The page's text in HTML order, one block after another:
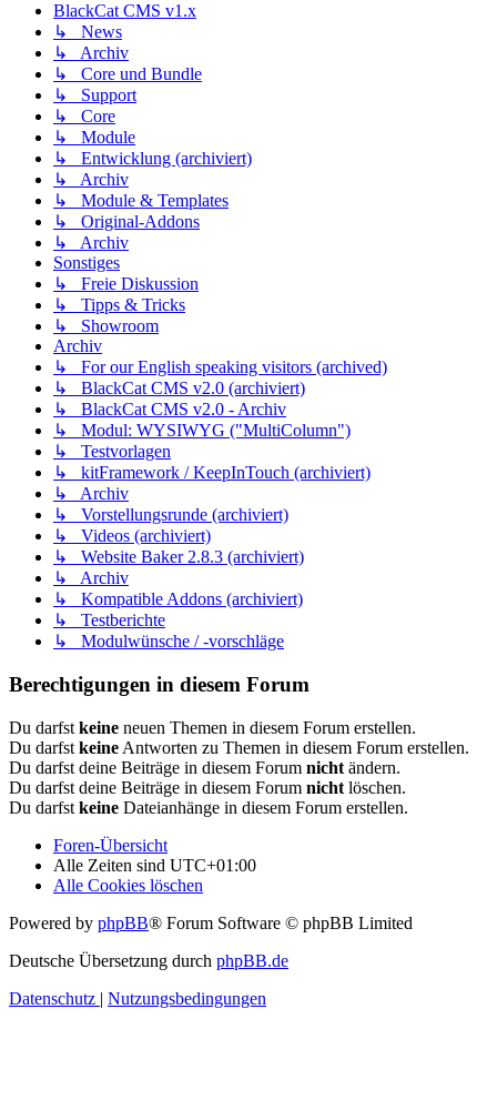
BlackCat CMS v1.x
↳ News
↳ Archiv
↳ Core und Bundle
↳ Support
↳ Core
↳ Module
↳ Entwicklung (archiviert)
↳ Archiv
↳ Module & Templates
↳ Original-Addons
↳ Archiv
Sonstiges
↳ Freie Diskussion
↳ Tipps & Tricks
↳ Showroom
Archiv
↳ For our English speaking visitors (archived)
↳ BlackCat CMS v2.0 (archiviert)
↳ BlackCat CMS v2.0 - Archiv
↳ Modul: WYSIWYG ("MultiColumn")
↳ Testvorlagen
↳ kitFramework / KeepInTouch (archiviert)
↳ Archiv
↳ Vorstellungsrunde (archiviert)
↳ Videos (archiviert)
↳ Website Baker 2.8.3 (archiviert)
↳ Archiv
↳ Kompatible Addons (archiviert)
↳ Testberichte
↳ Modulwünsche / -vorschläge
Berechtigungen in diesem Forum
Du darfst keine neuen Themen in diesem Forum erstellen.
Du darfst keine Antworten zu Themen in diesem Forum erstellen.
Du darfst deine Beiträge in diesem Forum nicht ändern.
Du darfst deine Beiträge in diesem Forum nicht löschen.
Du darfst keine Dateianhänge in diesem Forum erstellen.
Foren-Übersicht
Alle Zeiten sind UTC+01:00
Alle Cookies löschen
Powered by phpBB® Forum Software © phpBB Limited
Deutsche Übersetzung durch phpBB.de
Datenschutz | Nutzungsbedingungen